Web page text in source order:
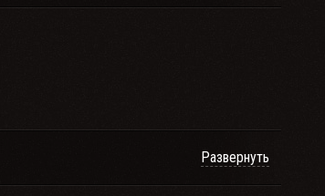
Развернуть